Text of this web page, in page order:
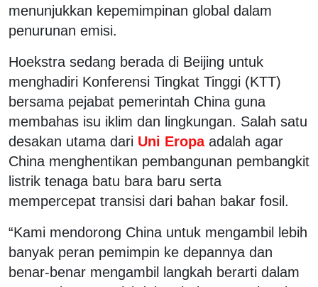
menunjukkan kepemimpinan global dalam
penurunan emisi.
Hoekstra sedang berada di Beijing untuk
menghadiri Konferensi Tingkat Tinggi (KTT)
bersama pejabat pemerintah China guna
membahas isu iklim dan lingkungan. Salah satu
desakan utama dari Uni Eropa adalah agar
China menghentikan pembangunan pembangkit
listrik tenaga batu bara baru serta
mempercepat transisi dari bahan bakar fosil.
“Kami mendorong China untuk mengambil lebih
banyak peran pemimpin ke depannya dan
benar-benar mengambil langkah berarti dalam